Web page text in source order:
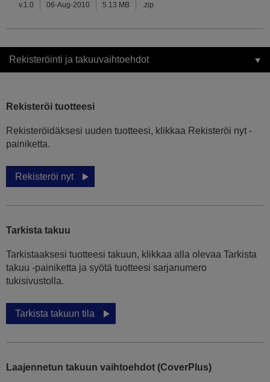
v.1.0 06-Aug-2010 5.13 MB .zip
Rekisteröinti ja takuuvaihtoehdot
Rekisteröi tuotteesi
Rekisteröidäksesi uuden tuotteesi, klikkaa Rekisteröi nyt -
painiketta.
Rekisteröi nyt
Tarkista takuu
Tarkistaaksesi tuotteesi takuun, klikkaa alla olevaa Tarkista
takuu -painiketta ja syötä tuotteesi sarjanumero
tukisivustolla.
Tarkista takuun tila
Laajennetun takuun vaihtoehdot (CoverPlus)